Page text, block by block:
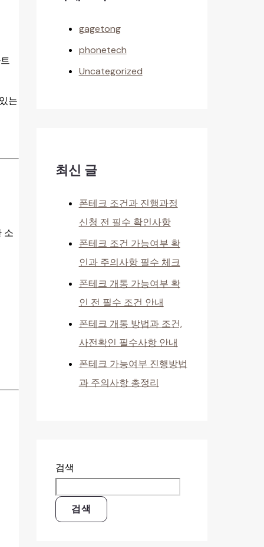
는
소
gagetong
phonetech
Uncategorized
최신 글
폰테크 조건과 진행과정
신청 전 필수 확인사항
폰테크 조건 가능여부 확
인과 주의사항 필수 체크
폰테크 개통 가능여부 확
인 전 필수 조건 안내
폰테크 개통 방법과 조건,
사전확인 필수사항 안내
폰테크 가능여부 진행방법
과 주의사항 총정리
검색
검색